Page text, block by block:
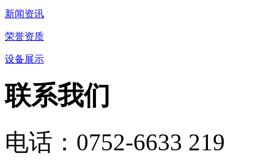
新闻资讯
荣誉资质
设备展示
联系我们
电话：0752-6633 219